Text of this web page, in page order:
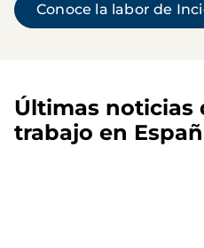
Conoce la labor de
Últimas noticias
trabajo en